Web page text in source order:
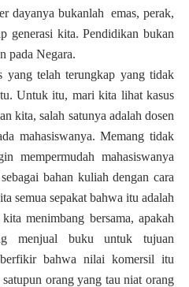
dayanya bukanlah emas, perak,
generasi kita. Pendidikan bukan
pada Negara.
yang telah terungkap yang tidak
Untuk itu, mari kita lihat kasus
kita, salah satunya adalah dosen
mahasiswanya. Memang tidak
mempermudah mahasiswanya
bahan kuliah dengan cara
semua sepakat bahwa itu adalah
menimbang bersama, apakah
menjual buku untuk tujuan
bahwa nilai komersil itu
orang yang tau niat orang